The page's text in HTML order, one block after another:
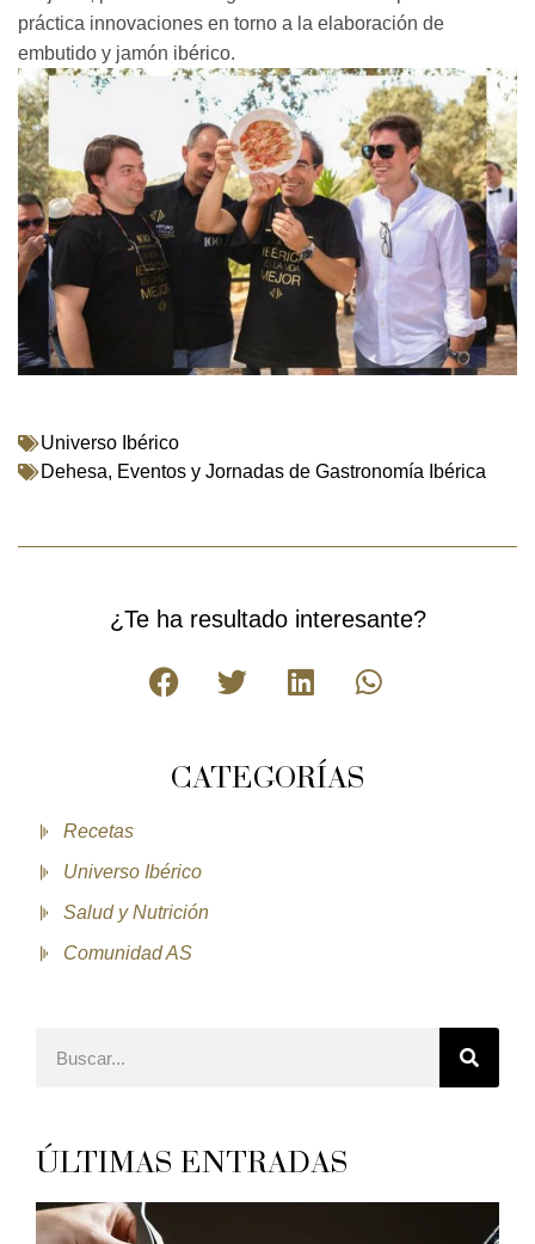
práctica innovaciones en torno a la elaboración de
embutido y jamón ibérico.
Universo Ibérico
Dehesa, Eventos y Jornadas de Gastronomía Ibérica
¿Te ha resultado interesante?
CATEGORÍAS
Recetas
Universo Ibérico
Salud y Nutrición
Comunidad AS
ÚLTIMAS ENTRADAS